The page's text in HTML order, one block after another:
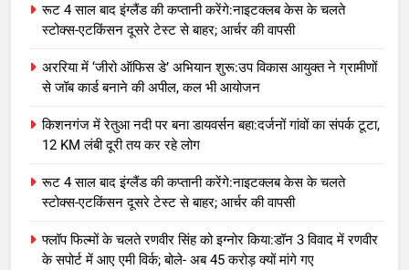
रूट 4 साल बाद इंग्लैंड की कप्तानी करेंगे:नाइटक्लब केस के चलते
स्टोक्स-एटकिंसन दूसरे टेस्ट से बाहर; आर्चर की वापसी
अररिया में ‘जीरो ऑफिस डे’ अभियान शुरू:उप विकास आयुक्त ने ग्रामीणों
से जॉब कार्ड बनाने की अपील, कल भी आयोजन
किशनगंज में रेतुआ नदी पर बना डायवर्सन बहा:दर्जनों गांवों का संपर्क टूटा,
12 KM लंबी दूरी तय कर रहे लोग
रूट 4 साल बाद इंग्लैंड की कप्तानी करेंगे:नाइटक्लब केस के चलते
स्टोक्स-एटकिंसन दूसरे टेस्ट से बाहर; आर्चर की वापसी
फ्लॉप फिल्मों के चलते रणवीर सिंह को इग्नोर किया:डॉन 3 विवाद में रणवीर
के सपोर्ट में आए एमी विर्क; बोले- अब 45 करोड़ क्यों मांगे गए